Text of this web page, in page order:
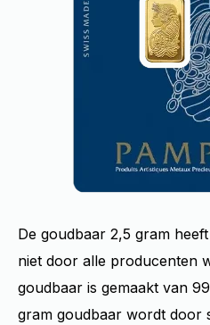
De goudbaar 2,5 gram
niet door alle producenten
goudbaar is gemaakt van
gram goudbaar wordt door